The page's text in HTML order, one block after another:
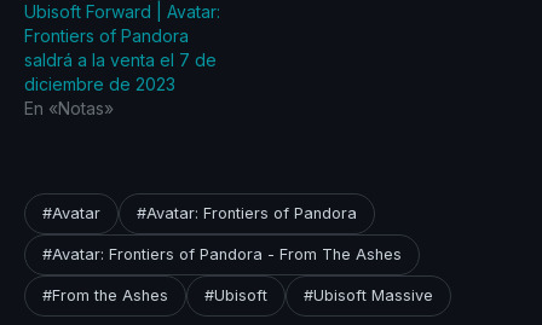
Ubisoft Forward | Avatar:
Frontiers of Pandora
saldrá a la venta el 7 de
diciembre de 2023
En «Notas»
#Avatar #Avatar: Frontiers of Pandora
#Avatar: Frontiers of Pandora - From The Ashes
#From the Ashes #Ubisoft #Ubisoft Massive